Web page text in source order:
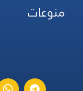
منوعات